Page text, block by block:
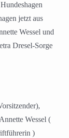
jetzt aus
Wessel und
Dresel-Sorge
Wessel (
)